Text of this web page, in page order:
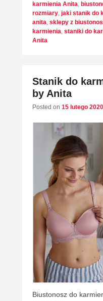
karmienia Anita,
rozmiary, jaki stanik do
anita, sklepy z
karmienia, staniki do
Anita
Stanik do
by Anita
Posted on 15 lutego 2020
Biustonosz do